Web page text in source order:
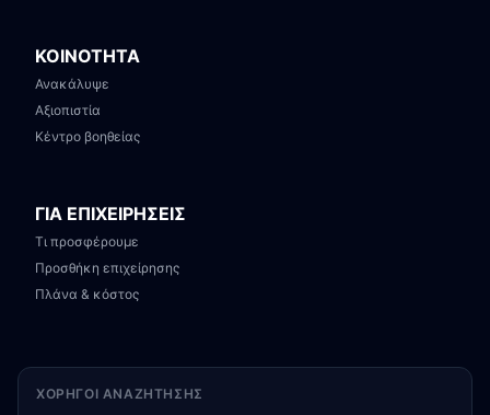
ΚΟΙΝΟΤΗΤΑ
Ανακάλυψε
Αξιοπιστία
Κέντρο βοηθείας
ΓΙΑ ΕΠΙΧΕΙΡΗΣΕΙΣ
Τι προσφέρουμε
Προσθήκη επιχείρησης
Πλάνα & κόστος
ΧΟΡΗΓΟΊ ΑΝΑΖΉΤΗΣΗΣ